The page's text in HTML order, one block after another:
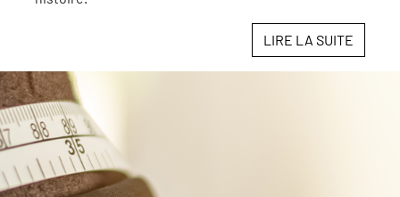
LIRE LA SUITE